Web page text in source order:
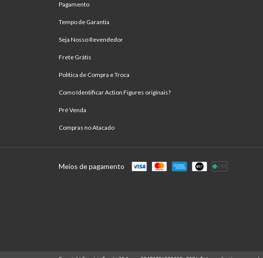
Pagamento
Tempo de Garantia
Seja Nosso Revendedor
Frete Grátis
Política de Compra e Troca
Como Identificar Action Figures originais?
Pré Venda
Compras no Atacado
Meios de pagamento